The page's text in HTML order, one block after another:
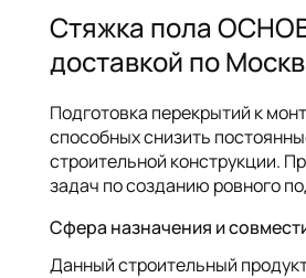
Стяжка пола
доставкой по
Подготовка перекрытий к
способных снизить
строительной конструкции.
задач по созданию ровного
Сфера назначения и
Данный строительный